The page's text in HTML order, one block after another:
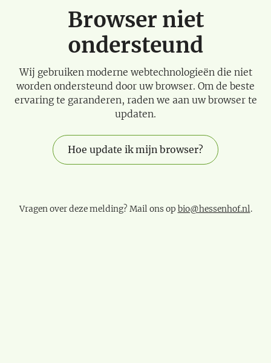
Browser niet
ondersteund
Wij gebruiken moderne webtechnologieën die niet
worden ondersteund door uw browser. Om de beste
ervaring te garanderen, raden we aan uw browser te
updaten.
Hoe update ik mijn browser?
Vragen over deze melding? Mail ons op bio@hessenhof.nl.